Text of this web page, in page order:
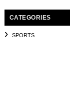
CATEGORIES
SPORTS